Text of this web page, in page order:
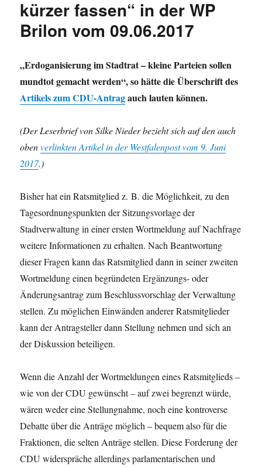
zu
kürzer fassen“ in der WP
Brilon vom 09.06.2017
„Erdoganisierung im Stadtrat – kleine Parteien sollen
mundtot gemacht werden“, so hätte die Überschrift des
Artikels zum CDU-Antragauch lauten können.
(Der Leserbrief von Silke Nieder bezieht sich auf den auch
obenverlinkten Artikel in der Westfalenpost vom 9. Juni
2017.)
Bisher hat ein Ratsmitglied z. B. die Möglichkeit, zu den
Tagesordnungspunkten der Sitzungsvorlage der
Stadtverwaltung in einer ersten Wortmeldung auf Nachfrage
weitere Informationen zu erhalten. Nach Beantwortung
dieser Fragen kann das Ratsmitglied dann in seiner zweiten
Wortmeldung einen begründeten Ergänzungs- oder
Änderungsantrag zum Beschlussvorschlag der Verwaltung
stellen. Zu möglichen Einwänden anderer Ratsmitglieder
kann der Antragsteller dann Stellung nehmen und sich an
der Diskussion beteiligen.
Wenn die Anzahl der Wortmeldungen eines Ratsmitglieds –
wie von der CDU gewünscht – auf zwei begrenzt würde,
wären weder eine Stellungnahme, noch eine kontroverse
Debatte über die Anträge möglich – bequem also für die
Fraktionen, die selten Anträge stellen. Diese Forderung der
CDU widerspräche allerdings parlamentarischen und